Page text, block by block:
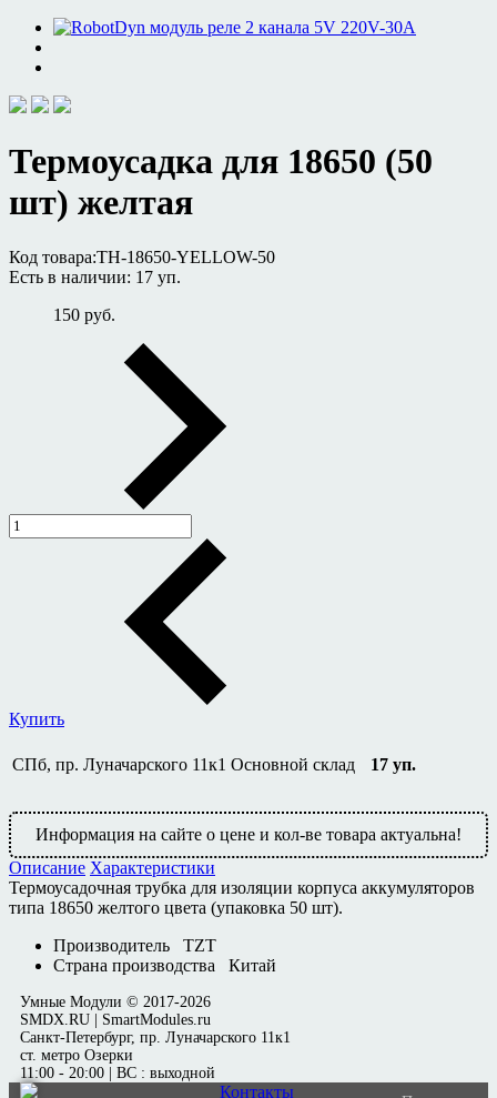
Термоусадка для 18650 (50
шт) желтая
Код товара:TH-18650-YELLOW-50
Есть в наличии: 17 уп.
150 руб.
Купить
СПб, пр. Луначарского 11к1 Основной склад 17 уп.
Информация на сайте о цене и кол-ве товара актуальна!
Описание Характеристики
Термоусадочная трубка для изоляции корпуса аккумуляторов
типа 18650 желтого цвета (упаковка 50 шт).
Производитель
TZT
Страна производства
Китай
Умные Модули © 2017-2026
SMDX.RU | SmartModules.ru
Санкт-Петербург, пр. Луначарского 11к1
ст. метро Озерки
11:00 - 20:00 | ВС : выходной
Контакты